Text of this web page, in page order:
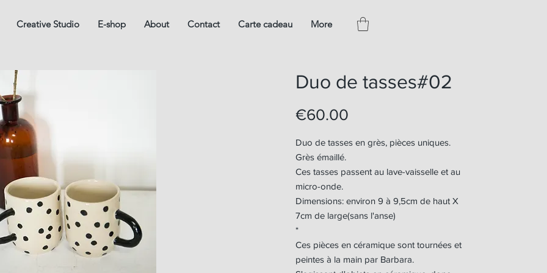
Creative Studio E-shop About Contact Carte cadeau More
Duo de tasses#02
€60.00
Duo de tasses en grès, pièces uniques.
Grès émaillé.
Ces tasses passent au lave-vaisselle et au
micro-onde.
Dimensions: environ 9 à 9,5cm de haut X
7cm de large(sans l'anse)
*
Ces pièces en céramique sont tournées et
peintes à la main par Barbara.